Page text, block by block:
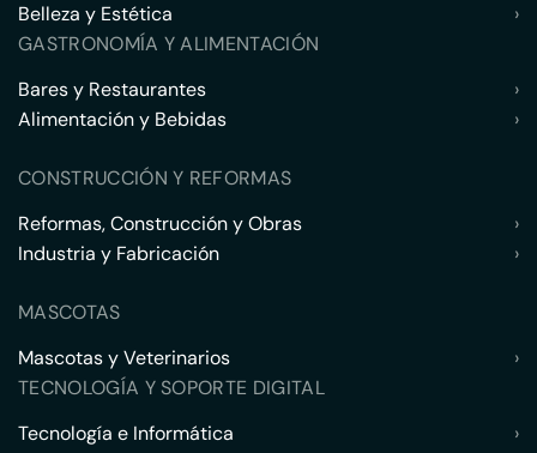
Belleza y Estética
›
GASTRONOMÍA Y ALIMENTACIÓN
Bares y Restaurantes
›
Alimentación y Bebidas
›
CONSTRUCCIÓN Y REFORMAS
Reformas, Construcción y Obras
›
Industria y Fabricación
›
MASCOTAS
Mascotas y Veterinarios
›
TECNOLOGÍA Y SOPORTE DIGITAL
Tecnología e Informática
›